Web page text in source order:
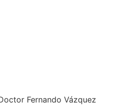
Fernando Vázquez